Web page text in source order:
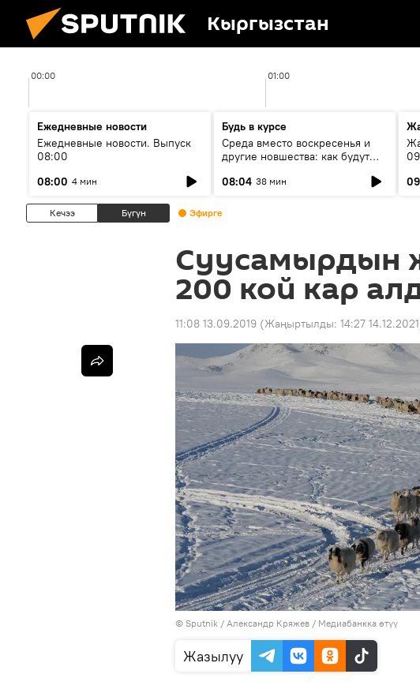
Кыргызстан
00:00 01:00
Ежедневные новости
Ежедневные новости. Выпуск
08:00
08:00 4 мин
Будь в курсе
Среда вместо воскресенья и
другие новшества: как будут
08:04 38 мин
Кечээ Бүгүн Эфирге
Суусамырдын
200 кой кар
11:08 13.09.2019 (Жаңыртылды: 14:27 14.12.2021
© Sputnik / Александр Кряжев / Медиабанкка өтүү
Жазылуу